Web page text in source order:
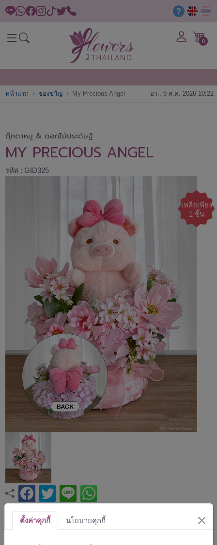
0
หน้าแรก ของขวัญ My Precious Angel อา., 9 ส.ค. 2026 10:22
ตุ๊กตาหมู & ดอกไม้ประดิษฐ์
MY PRECIOUS ANGEL
รหัส : GID325
เหลือเพียง
1 ชิ้น
ขนาดโดยประมาณ:
กว้าง: 30 ซม. x สูง: 40 ซม.
ตั้งค่าคุกกี้ นโยบายคุกกี้